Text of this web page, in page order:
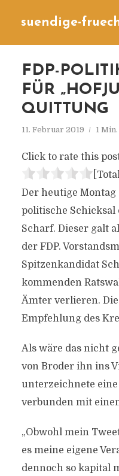
suendige-
FDP-
FÜR
QUITTUNG
11. Februar 2019 1
Click to rate this
Der heutige Montag
politische Schicksal
Scharf. Dieser galt
der FDP.
Spitzenkandidat
kommenden
Ämter verlieren.
Empfehlung des
Als wäre das nicht
von Broder ihn ins
unterzeichnete
verbunden mit
„Obwohl mein
es meine eigene
dennoch so kapital